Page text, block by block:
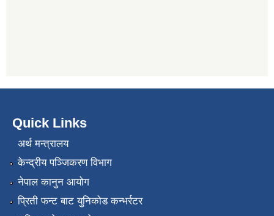
Quick Links
अर्थ मन्त्रालय
केन्द्रीय पञ्जिकरण विभाग
नेपाल कानुन आयोग
प्रिती फन्ट बाट युनिकोड कन्भर्रटर